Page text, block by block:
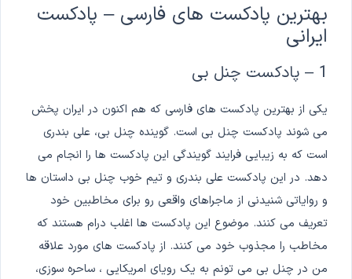
بهترین پادکست های فارسی – پادکست
ایرانی
1 – پادکست چنل بی
یکی از بهترین پادکست های فارسی که هم اکنون در ایران پخش
می شوند پادکست چنل بی است. گوینده چنل بی، علی بندری
است که به زیبایی فرایند گویندگی این پادکست ها را انجام می
دهد. در این پادکست علی بندری و تیم خوب چنل بی داستان ها
و روایاتی شنیدنی از ماجراهای واقعی رو برای مخاطبین خود
تعریف می کنند. موضوع این پادکست ها اغلب درام هستند که
مخاطب را مجذوب خود می کنند. از پادکست های مورد علاقه
من در چنل بی می تونم به یک رویای امریکایی ، ساحره سوزی،